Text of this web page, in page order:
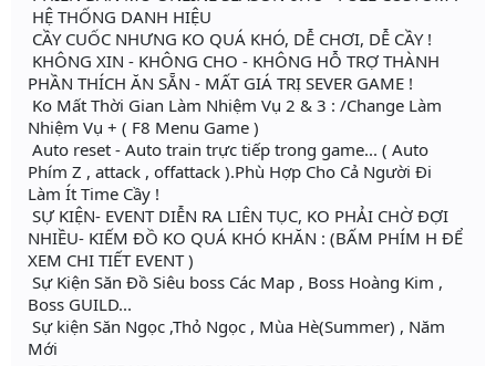
HỆ THỐNG DANH HIỆU
CẦY CUỐC NHƯNG KO QUÁ KHÓ, DỄ CHƠI, DỄ CẦY !
KHÔNG XIN - KHÔNG CHO - KHÔNG HỖ TRỢ THÀNH
PHẦN THÍCH ĂN SẴN - MẤT GIÁ TRỊ SEVER GAME !
Ko Mất Thời Gian Làm Nhiệm Vụ 2 & 3 : /Change Làm
Nhiệm Vụ + ( F8 Menu Game )
Auto reset - Auto train trực tiếp trong game... ( Auto
Phím Z , attack , offattack ).Phù Hợp Cho Cả Người Đi
Làm Ít Time Cầy !
SỰ KIỆN- EVENT DIỄN RA LIÊN TỤC, KO PHẢI CHỜ ĐỢI
NHIỀU- KIẾM ĐỒ KO QUÁ KHÓ KHĂN : (BẤM PHÍM H ĐỂ
XEM CHI TIẾT EVENT )
Sự Kiện Săn Đồ Siêu boss Các Map , Boss Hoàng Kim ,
Boss GUILD...
Sự kiện Săn Ngọc ,Thỏ Ngọc , Mùa Hè(Summer) , Năm
Mới